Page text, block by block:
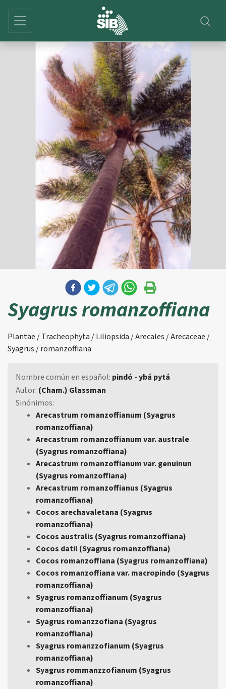
Syagrus romanzoffiana
Plantae / Tracheophyta / Liliopsida / Arecales / Arecaceae /
Syagrus / romanzoffiana
Nombre común en español: pindó - ybá pytá
Autor: (Cham.) Glassman
Sinónimos:
Arecastrum romanzoffianum (Syagrus
romanzoffiana)
Arecastrum romanzoffianum var. australe
(Syagrus romanzoffiana)
Arecastrum romanzoffianum var. genuinun
(Syagrus romanzoffiana)
Arecastrum romanzoffianus (Syagrus
romanzoffiana)
Cocos arechavaletana (Syagrus
romanzoffiana)
Cocos australis (Syagrus romanzoffiana)
Cocos datil (Syagrus romanzoffiana)
Cocos romanzoffiana (Syagrus romanzoffiana)
Cocos romanzoffiana var. macropindo (Syagrus
romanzoffiana)
Syagrus romanzoffianum (Syagrus
romanzoffiana)
Syagrus romanzzofiana (Syagrus
romanzoffiana)
Syagrus romanzzofianum (Syagrus
romanzoffiana)
Syagrus rommanzzofianum (Syagrus
romanzoffiana)